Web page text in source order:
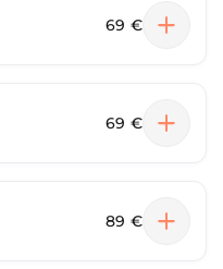
69 €
69 €
89 €